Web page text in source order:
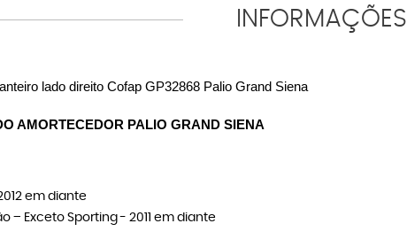
INFORMAÇÕES
lado direito Cofap GP32868 Palio Grand Siena
AMORTECEDOR PALIO GRAND SIENA
em diante
– Exceto Sporting - 2011 em diante